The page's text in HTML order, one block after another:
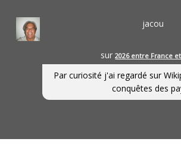
jacou
sur2026 entre France
Par curiosité j'ai regardé sur
conquêtes des